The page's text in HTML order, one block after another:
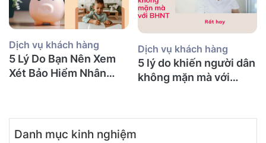
Dịch vụ khách hàng
5 Lý Do Bạn Nên Xem
Xét Bảo Hiểm Nhân
Dịch vụ khách hàng
5 lý do khiến người dân
không mặn mà với
Danh mục kinh nghiệm